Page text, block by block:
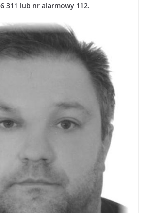
311 lub nr alarmowy 112.